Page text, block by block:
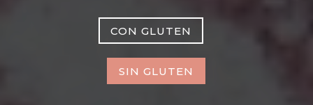
CON GLUTEN
SIN GLUTEN